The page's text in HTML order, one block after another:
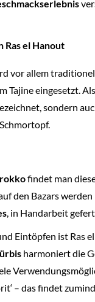
Ras el Hanout
vor allem
Tajine eingesetzt.
sondern
findet man
den Bazars
, in Handarbeit
Eintöpfen ist Ras
harmoniert die
– das findet